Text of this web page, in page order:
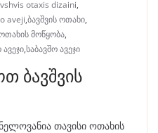
otaxis dizaini,
aveji,ბავშვის ოთახი,
მოწყობა,
ავეჯი,საბავშო ავეჯი
ბავშვის
თავისი ოთახის